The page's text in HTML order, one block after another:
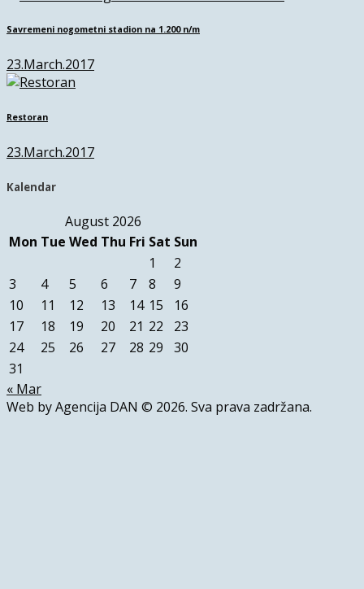
Savremeni nogometni stadion na 1.200 n/m
23.March.2017
Restoran
23.March.2017
Kalendar
August 2026
Mon Tue Wed Thu Fri Sat Sun
1
2
3
4 5 6 7 8
9
10
11 12 13 14 15
16
17
18 19 20 21 22
23
24
25 26 27 28 29
30
31
« Mar
Web by Agencija DAN © 2026. Sva prava zadržana.